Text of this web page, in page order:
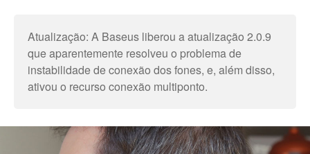
Atualização: A Baseus liberou a atualização 2.0.9
que aparentemente resolveu o problema de
instabilidade de conexão dos fones, e, além disso,
ativou o recurso conexão multiponto.